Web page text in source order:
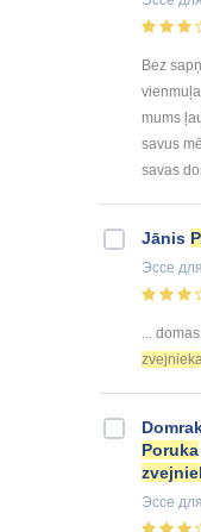
Bez
mums
savus
savas
Jānis
Эссе
...
Poruka
Эссе